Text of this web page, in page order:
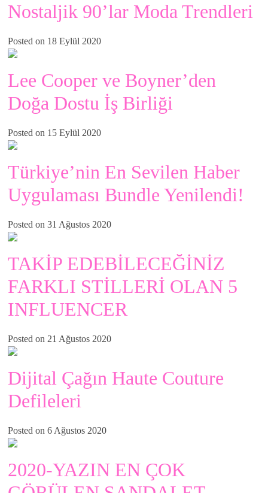
Nostaljik 90’lar Moda Trendleri
Posted on 18 Eylül 2020
Lee Cooper ve Boyner’den
Doğa Dostu İş Birliği
Posted on 15 Eylül 2020
Türkiye’nin En Sevilen Haber
Uygulaması Bundle Yenilendi!
Posted on 31 Ağustos 2020
TAKİP EDEBİLECEĞİNİZ
FARKLI STİLLERİ OLAN 5
INFLUENCER
Posted on 21 Ağustos 2020
Dijital Çağın Haute Couture
Defileleri
Posted on 6 Ağustos 2020
2020-YAZIN EN ÇOK